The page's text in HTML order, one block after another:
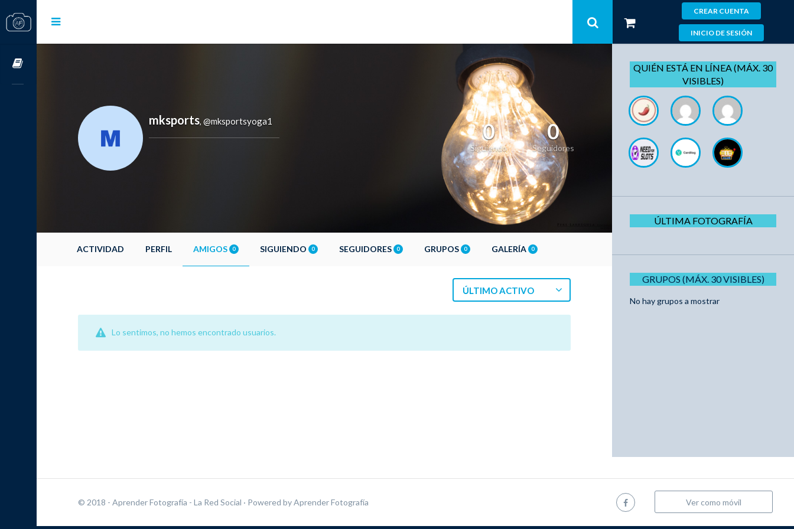
CREAR CUENTA
INICIO DE SESIÓN
mksports, @mksportsyoga1 0
Siguiendo
0
Seguidores
ACTIVIDAD PERFIL AMIGOS 0 SIGUIENDO 0 SEGUIDORES 0 GRUPOS 0 GALERÍA 0
ÚLTIMO ACTIVO
Lo sentimos, no hemos encontrado usuarios.
QUIÉN ESTÁ EN LÍNEA (MÁX. 30
VISIBLES)
ÚLTIMA FOTOGRAFÍA
GRUPOS (MÁX. 30 VISIBLES)
No hay grupos a mostrar
© 2018 - Aprender Fotografía - La Red Social · Powered byAprender Fotografía